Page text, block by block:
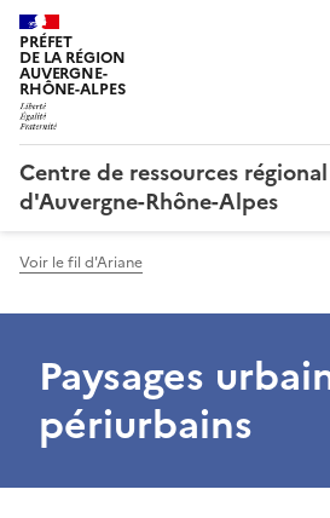
PRÉFET
DE LA RÉGION
AUVERGNE-
RHÔNE-ALPES
Centre de ressources
d'Auvergne-Rhône-Alpes
Voir le fil d'Ariane
Paysages
périurbains